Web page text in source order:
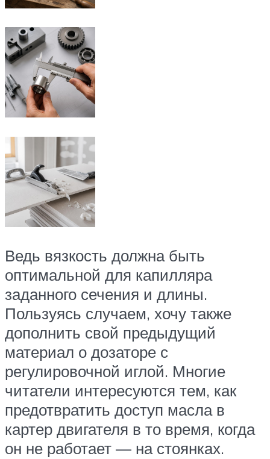
Ведь вязкость должна быть
оптимальной для капилляра
заданного сечения и длины.
Пользуясь случаем, хочу также
дополнить свой предыдущий
материал о дозаторе с
регулировочной иглой. Многие
читатели интересуются тем, как
предотвратить доступ масла в
картер двигателя в то время, когда
он не работает — на стоянках.